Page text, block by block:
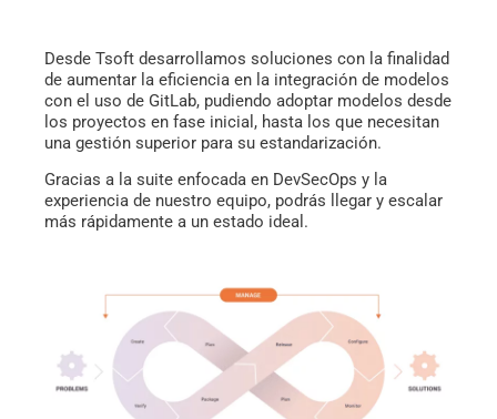
Desde Tsoft desarrollamos soluciones con la finalidad
de aumentar la eficiencia en la integración de modelos
con el uso de GitLab, pudiendo adoptar modelos desde
los proyectos en fase inicial, hasta los que necesitan
una gestión superior para su estandarización.
Gracias a la suite enfocada en DevSecOps y la
experiencia de nuestro equipo, podrás llegar y escalar
más rápidamente a un estado ideal.